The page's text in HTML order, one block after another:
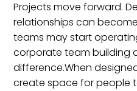
Projects move forward.
relationships can
teams may start
corporate team building
difference.When
create space for people